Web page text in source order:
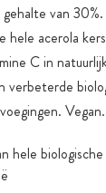
van
hele acerola
C in
verbeterde
hele